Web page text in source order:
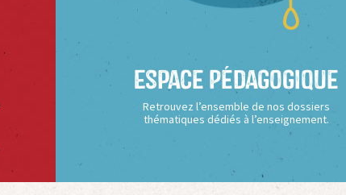
Espace Pédagogique
Retrouvez l’ensemble de nos dossiers
thématiques dédiés à l’enseignement.